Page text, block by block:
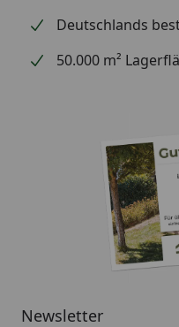
Deutschlands
50.000 m²
Newsletter